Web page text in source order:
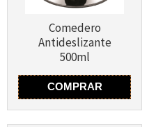
Comedero
Antideslizante
500ml
COMPRAR